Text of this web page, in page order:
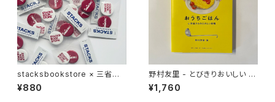
stacksbookstore × 三省堂
書店 - 缶バッジセット
¥880
野村友里 - とびきりおいしい お
うちごはん
¥1,760